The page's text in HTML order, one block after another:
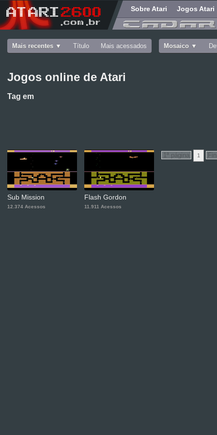
Sobre Atari Jogos Atari
Mais recentes Título Mais acessados Mosaico
Jogos online de Atari
Tag em
Sub Mission
12.374 Acessos
Flash Gordon
11.911 Acessos
1